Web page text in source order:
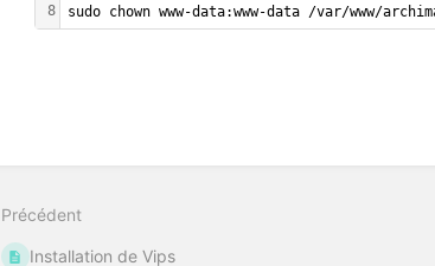
8
sudo chown www-data:www-data /var/www/
de
sélection
de
Précédent
Installation de Vips